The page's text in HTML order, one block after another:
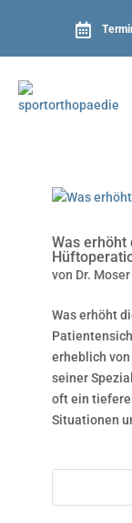
Was erhöht
von Dr. Moser
Was erhöht
erheblich
seiner
oft ein
Situationen